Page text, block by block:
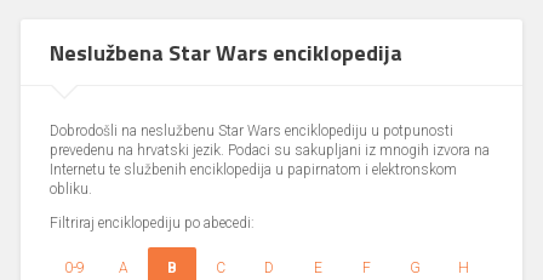
Neslužbena Star Wars enciklopedija
Dobrodošli na neslužbenu Star Wars enciklopediju u potpunosti
prevedenu na hrvatski jezik. Podaci su sakupljani iz mnogih izvora na
Internetu te službenih enciklopedija u papirnatom i elektronskom
obliku.
Filtriraj enciklopediju po abecedi:
0-9 A B C D E F G H